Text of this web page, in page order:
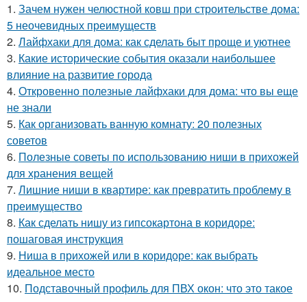
1. Зачем нужен челюстной ковш при строительстве дома:
5 неочевидных преимуществ
2. Лайфхаки для дома: как сделать быт проще и уютнее
3. Какие исторические события оказали наибольшее
влияние на развитие города
4. Откровенно полезные лайфхаки для дома: что вы еще
не знали
5. Как организовать ванную комнату: 20 полезных
советов
6. Полезные советы по использованию ниши в прихожей
для хранения вещей
7. Лишние ниши в квартире: как превратить проблему в
преимущество
8. Как сделать нишу из гипсокартона в коридоре:
пошаговая инструкция
9. Ниша в прихожей или в коридоре: как выбрать
идеальное место
10. Подставочный профиль для ПВХ окон: что это такое